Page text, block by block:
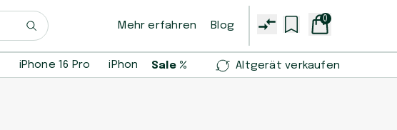
Mehr erfahren Blog
0
iPhone 16 Pro iPhone 14 Pro iPhone 13 mini Samsung Galaxy
Sale % Altgerät verkaufen